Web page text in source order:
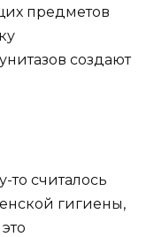
предметов
создают
то считалось
гигиены,